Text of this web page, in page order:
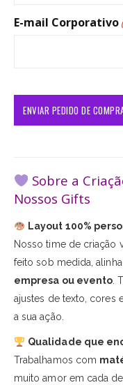
E-mail Corporativo
Sobre a
Nossos Gifts
Layout 100%
Nosso time de criação
feito sob medida,
empresa ou evento .
ajustes de texto, cores
a sua ação.
Qualidade que
Trabalhamos com
muito amor em cada